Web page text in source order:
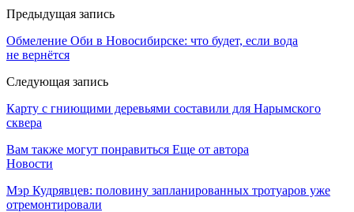
Предыдущая запись
Обмеление Оби в Новосибирске: что будет, если вода
не вернётся
Следующая запись
Карту с гниющими деревьями составили для Нарымского
сквера
Вам также могут понравиться Еще от автора
Новости
Мэр Кудрявцев: половину запланированных тротуаров уже
отремонтировали